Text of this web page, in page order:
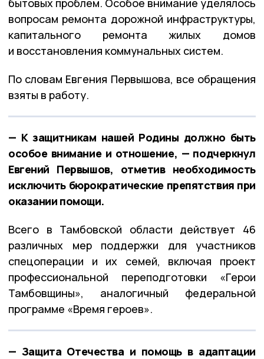
вопросам ремонта дорожной инфраструктуры,
капитального ремонта жилых домов
и восстановления коммунальных систем.
По словам Евгения Первышова, все обращения
взяты в работу.
— К защитникам нашей Родины должно быть
особое внимание и отношение, — подчеркнул
Евгений Первышов, отметив необходимость
исключить бюрократические препятствия при
оказании помощи.
Всего в Тамбовской области действует 46
различных мер поддержки для участников
спецоперации и их семей, включая проект
профессиональной переподготовки «Герои
Тамбовщины», аналогичный федеральной
программе «Время героев».
— Защита Отечества и помощь в адаптации